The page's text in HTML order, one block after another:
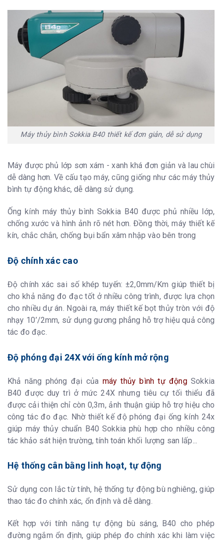
Kích thước máy
130mm x 215mm x 135mm
Trọng lượng
1.7kg
Máy thủy bình Sokkia B40 thiết kế đơn giản, dễ sử dụng
Máy được phủ lớp sơn xám - xanh khá đơn giản và lau chùi
dễ dàng hơn. Về cấu tạo máy, cũng giống như các máy thủy
bình tự động khác, dễ dàng sử dụng.
Ống kính máy thủy bình Sokkia B40 được phủ nhiều lớp,
chống xước và hình ảnh rõ nét hơn. Đồng thời, máy thiết kế
kín, chắc chắn, chống bụi bẩn xâm nhập vào bên trong
Độ chính xác cao
Độ chính xác sai số khép tuyến: ±2,0mm/Km giúp thiết bị
cho khả năng đo đạc tốt ở nhiều công trình, được lựa chọn
cho nhiều dự án. Ngoài ra, máy thiết kế bọt thủy tròn với độ
nhạy 10’/2mm, sử dụng gương phẳng hỗ trợ hiệu quả công
tác đo đạc.
Độ phóng đại 24X với ống kính mở rộng
Khả năng phóng đại của máy thủy bình tự độngSokkia
B40 được duy trì ở mức 24X nhưng tiêu cự tối thiểu đã
được cải thiện chỉ còn 0,3m, ảnh thuận giúp hỗ trợ hiệu cho
công tác đo đạc. Nhờ thiết kế độ phóng đại ống kính 24x
giúp máy thủy chuẩn B40 Sokkia phù hợp cho nhiều công
tác khảo sát hiện trường, tính toán khối lượng san lấp...
Hệ thống cân bằng linh hoạt, tự động
Sử dụng con lắc từ tính, hệ thống tự động bù nghiêng, giúp
thao tác đo chính xác, ổn định và dễ dàng.
Kết hợp với tính năng tự động bù sáng, B40 cho phép
đường ngắm ổn định, giúp phép đo chính xác khi làm việc